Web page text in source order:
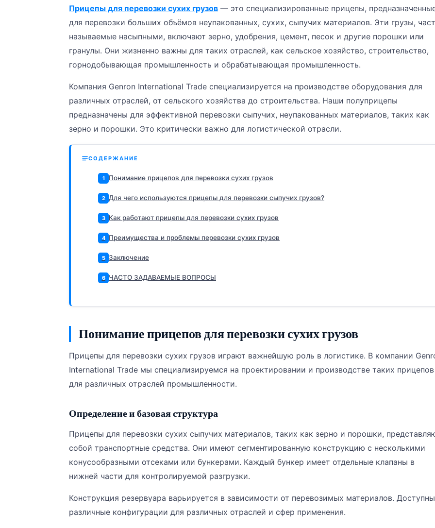
Прицепы для перевозки сухих грузов — это специализированные прицепы,
для перевозки больших объёмов неупакованных, сухих, сыпучих материалов. Эти грузы,
называемые насыпными, включают зерно, удобрения, цемент, песок и другие порошки или
гранулы. Они жизненно важны для таких отраслей, как сельское хозяйство, строительство,
горнодобывающая промышленность и обрабатывающая промышленность.
Компания Genron International Trade специализируется на производстве оборудования для
различных отраслей, от сельского хозяйства до строительства. Наши полуприцепы
предназначены для эффективной перевозки сыпучих, неупакованных материалов, таких как
зерно и порошки. Это критически важно для логистической отрасли.
СОДЕРЖАНИЕ
1 Понимание прицепов для перевозки сухих грузов
2 Для чего используются прицепы для перевозки сыпучих грузов?
3 Как работают прицепы для перевозки сухих грузов
4 Преимущества и проблемы перевозки сухих грузов
5 Заключение
6 ЧАСТО ЗАДАВАЕМЫЕ ВОПРОСЫ
Понимание прицепов для перевозки сухих грузов
Прицепы для перевозки сухих грузов играют важнейшую роль в логистике. В компании
International Trade мы специализируемся на проектировании и производстве таких прицепов
для различных отраслей промышленности.
Определение и базовая структура
Прицепы для перевозки сухих сыпучих материалов, таких как зерно и порошки,
собой транспортные средства. Они имеют сегментированную конструкцию с несколькими
конусообразными отсеками или бункерами. Каждый бункер имеет отдельные клапаны в
нижней части для контролируемой разгрузки.
Конструкция резервуара варьируется в зависимости от перевозимых материалов. Доступны
различные конфигурации для различных отраслей и сфер применения.